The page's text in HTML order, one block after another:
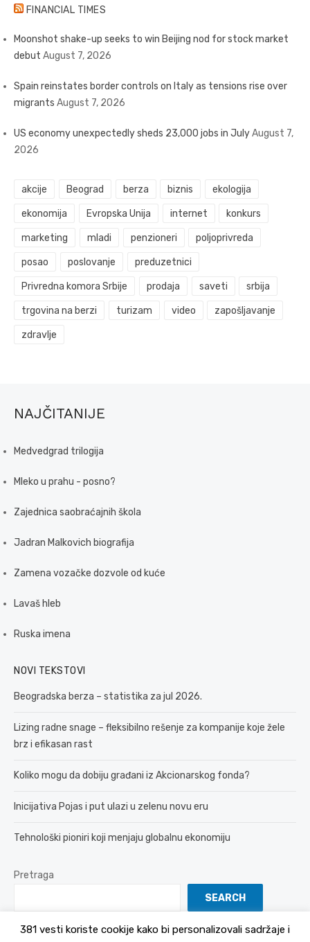
FINANCIAL TIMES
Moonshot shake-up seeks to win Beijing nod for stock market
debut August 7, 2026
Spain reinstates border controls on Italy as tensions rise over
migrants August 7, 2026
US economy unexpectedly sheds 23,000 jobs in JulyAugust 7,
2026
akcije Beograd berza biznis ekologija
ekonomija Evropska Unija internet konkurs
marketing mladi penzioneri poljoprivreda
posao poslovanje preduzetnici
Privredna komora Srbije prodaja saveti srbija
trgovina na berzi turizam video zapošljavanje
zdravlje
NAJČITANIJE
Medvedgrad trilogija
Mleko u prahu - posno?
Zajednica saobraćajnih škola
Jadran Malkovich biografija
Zamena vozačke dozvole od kuće
Lavaš hleb
Ruska imena
NOVI TEKSTOVI
Beogradska berza – statistika za jul 2026.
Lizing radne snage – fleksibilno rešenje za kompanije koje žele
brz i efikasan rast
Koliko mogu da dobiju građani iz Akcionarskog fonda?
Inicijativa Pojas i put ulazi u zelenu novu eru
Tehnološki pioniri koji menjaju globalnu ekonomiju
Pretraga
SEARCH
381 vesti koriste cookije kako bi personalizovali sadržaje i